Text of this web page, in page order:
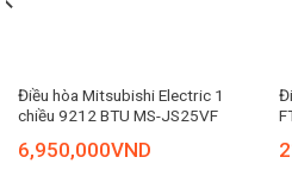
nóng-lạnh
Năm ra mắt 2022
Công nghệ Inverter tiết
Điều hòa Mitsubishi Electric 1
chiều 9212 BTU MS-JS25VF
6,950,000VND